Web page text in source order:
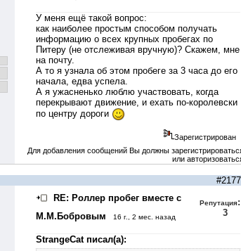
У меня ещё такой вопрос:
как наиболее простым способом получать
информацию о всех крупных пробегах по
Питеру (не отслеживая вручную)? Скажем, мне
на почту.
А то я узнала об этом пробеге за 3 часа до его
начала, едва успела.
А я ужасненько люблю участвовать, когда
перекрывают движение, и ехать по-королевски
по центру дороги
Зарегистрирован
Для добавления сообщений Вы должны
или
#2177
RE: Роллер пробег вместе с
М.М.Бобровым
16 г., 2 мес. назад
Репутация:
3
StrangeCat писал(а):